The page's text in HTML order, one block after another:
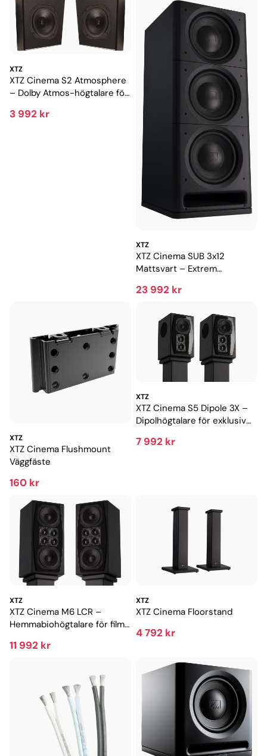
XTZ
XTZ Cinema S2 Atmosphere
– Dolby Atmos-högtalare för
3 992 kr
XTZ
XTZ Cinema SUB 3x12
Mattsvart – Extrem
hemma
23 992 kr
XTZ
XTZ Cinema Flushmount
Väggfäste
160 kr
XTZ
XTZ Cinema S5 Dipole 3X –
Dipolhögtalare för exklusiv
7 992 kr
XTZ
XTZ Cinema M6 LCR –
Hemmabiohögtalare för film
11 992 kr
XTZ
XTZ Cinema Floorstand
4 792 kr